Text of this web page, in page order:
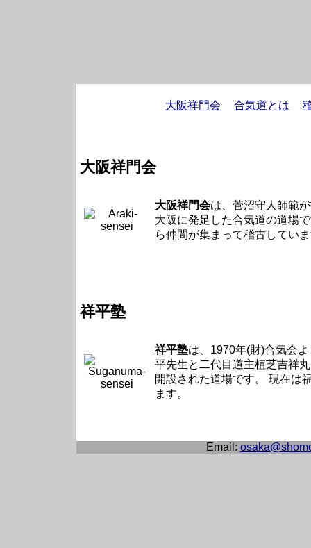
大阪祥門会
大阪祥門会は、菅沼守人師範
大阪に発足した合気道の道場
ら仲間が集まって稽古してい
祥平塾
祥平塾は、1970年(財)合気会
平先生と二代目道主植芝吉祥
開設された道場です。 現在は
ます。
大阪祥門会 合気道とは
Email: